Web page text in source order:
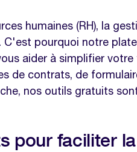
humaines (RH), la
C'est pourquoi notre
aider à simplifier
de contrats, de
nos outils gratuits
pour faciliter